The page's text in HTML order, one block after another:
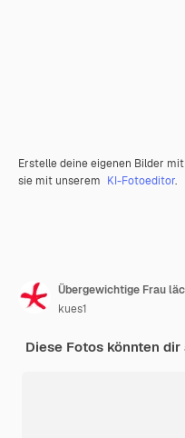
Erstelle deine eigenen Bilder
sie mit unserem KI-Fotoeditor.
kues1
Diese Fotos könnten